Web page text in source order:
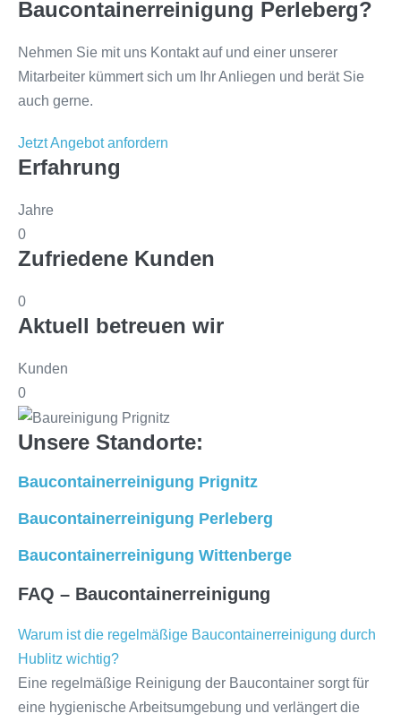
Baucontainerreinigung Perleberg?
Nehmen Sie mit uns Kontakt auf und einer unserer
Mitarbeiter kümmert sich um Ihr Anliegen und berät Sie
auch gerne.
Jetzt Angebot anfordern
Erfahrung
Jahre
0
Zufriedene Kunden
0
Aktuell betreuen wir
Kunden
0
Unsere Standorte:
Baucontainerreinigung Prignitz
Baucontainerreinigung Perleberg
Baucontainerreinigung Wittenberge
FAQ – Baucontainerreinigung
Warum ist die regelmäßige Baucontainerreinigung durch
Hublitz wichtig?
Eine regelmäßige Reinigung der Baucontainer sorgt für
eine hygienische Arbeitsumgebung und verlängert die